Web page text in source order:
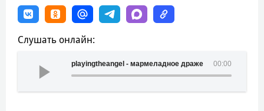
Слушать онлайн:
00:00
playingtheangel - мармеладное драже